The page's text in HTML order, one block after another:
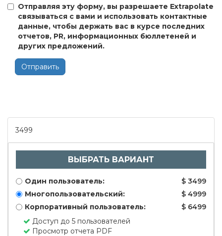
Отправляя эту форму, вы разрешаете Extrapolate
связываться с вами и использовать контактные
данные, чтобы держать вас в курсе последних
отчетов, PR, информационных бюллетеней и
других предложений.
Отправить
3499
ВЫБРАТЬ ВАРИАНТ
Один пользователь:
$ 3499
Многопользовательский:
$ 4999
Корпоративный пользователь:
$ 6499
Доступ до 5 пользователей
Просмотр отчета PDF